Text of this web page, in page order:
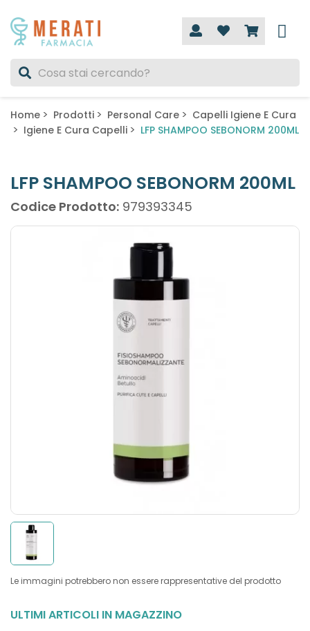
Home Prodotti Personal Care
Capelli Igiene E Cura
Igiene E Cura Capelli
LFP SHAMPOO SEBONORM 200ML
LFP SHAMPOO SEBONORM 200ML
Codice Prodotto: 979393345
Le immagini potrebbero non essere rappresentative del prodotto
ULTIMI ARTICOLI IN MAGAZZINO